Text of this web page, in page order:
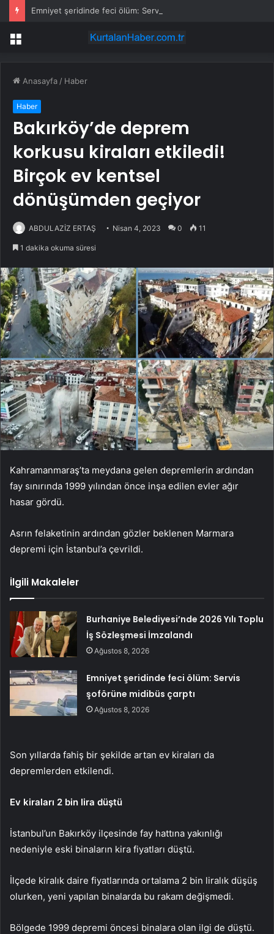
Menü
Anasayfa / Haber
Haber
Bakırköy’de deprem
korkusu kiraları etkiledi!
Birçok ev kentsel
dönüşümden geçiyor
ABDULAZİZ ERTAŞ Nisan 4, 2023 0 11
1 dakika okuma süresi
Kahramanmaraş’ta meydana gelen depremlerin ardından
fay sınırında 1999 yılından önce inşa edilen evler ağır
hasar gördü.
Asrın felaketinin ardından gözler beklenen Marmara
depremi için İstanbul’a çevrildi.
İlgili Makaleler
Burhaniye Belediyesi’nde 2026 Yılı Toplu
İş Sözleşmesi İmzalandı
Ağustos 8, 2026
Emniyet şeridinde feci ölüm: Servis
şoförüne midibüs çarptı
Ağustos 8, 2026
Son yıllarda fahiş bir şekilde artan ev kiraları da
depremlerden etkilendi.
Ev kiraları 2 bin lira düştü
İstanbul’un Bakırköy ilçesinde fay hattına yakınlığı
nedeniyle eski binaların kira fiyatları düştü.
İlçede kiralık daire fiyatlarında ortalama 2 bin liralık düşüş
olurken, yeni yapılan binalarda bu rakam değişmedi.
Bölgede 1999 depremi öncesi binalara olan ilgi de düştü.